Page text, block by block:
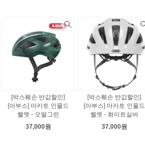
[박스훼손 반값할인]
[아부스] 마카토 인몰드
헬멧 - 오팔그린
37,000원
[박스훼손 반값할인]
[아부스] 마카토 인몰드
헬멧 - 화이트실버
37,000원